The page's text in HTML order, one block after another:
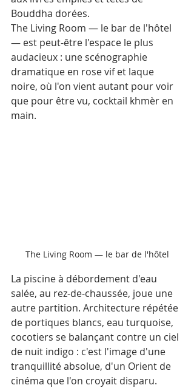
Bouddha dorées.
The Living Room — le bar de l'hôtel
— est peut-être l'espace le plus
audacieux : une scénographie
dramatique en rose vif et laque
noire, où l'on vient autant pour voir
que pour être vu, cocktail khmèr en
main.
The Living Room — le bar de l'hôtel
La piscine à débordement d'eau
salée, au rez-de-chaussée, joue une
autre partition. Architecture répétée
de portiques blancs, eau turquoise,
cocotiers se balançant contre un ciel
de nuit indigo : c'est l'image d'une
tranquillité absolue, d'un Orient de
cinéma que l'on croyait disparu.